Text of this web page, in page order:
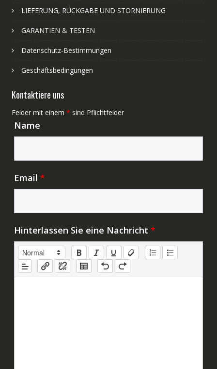
LIEFERUNG, RÜCKGABE UND STORNIERUNG
GARANTIEN & TESTEN
Datenschutz-Bestimmungen
Geschäftsbedingungen
Kontaktiere uns
Felder mit einem * sind Pflichtfelder
Name
Email *
Hinterlassen Sie eine Nachricht *